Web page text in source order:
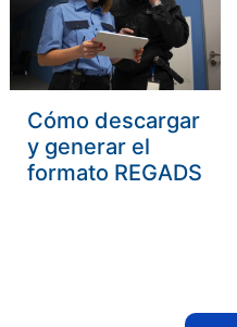
Cómo descargar
y generar el
formato REGADS